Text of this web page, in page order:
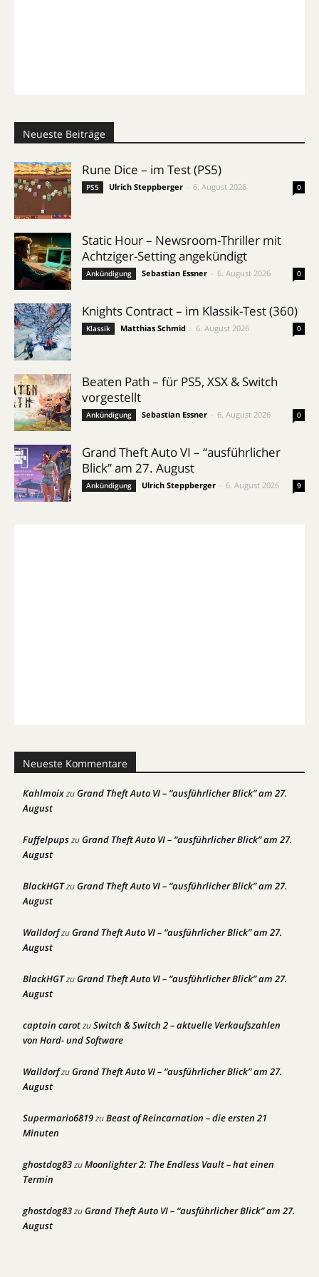
Neueste Beiträge
Rune Dice – im Test (PS5)
PS5 Ulrich Steppberger 6. August 2026 0
Static Hour – Newsroom-Thriller mit
Achtziger-Setting angekündigt
Ankündigung Sebastian Essner 6. August 2026 0
Knights Contract – im Klassik-Test (360)
Klassik Matthias Schmid 6. August 2026 0
Beaten Path – für PS5, XSX & Switch
vorgestellt
Ankündigung Sebastian Essner 6. August 2026 0
Grand Theft Auto VI – “ausführlicher
Blick” am 27. August
Ankündigung Ulrich Steppberger 6. August 2026 9
Neueste Kommentare
KahlmoixzuGrand Theft Auto VI – “ausführlicher Blick” am 27.
August
FuffelpupszuGrand Theft Auto VI – “ausführlicher Blick” am 27.
August
BlackHGTzuGrand Theft Auto VI – “ausführlicher Blick” am 27.
August
WalldorfzuGrand Theft Auto VI – “ausführlicher Blick” am 27.
August
BlackHGTzuGrand Theft Auto VI – “ausführlicher Blick” am 27.
August
captain carotzuSwitch & Switch 2 – aktuelle Verkaufszahlen
von Hard- und Software
WalldorfzuGrand Theft Auto VI – “ausführlicher Blick” am 27.
August
Supermario6819zuBeast of Reincarnation – die ersten 21
Minuten
ghostdog83zuMoonlighter 2: The Endless Vault – hat einen
Termin
ghostdog83zuGrand Theft Auto VI – “ausführlicher Blick” am 27.
August